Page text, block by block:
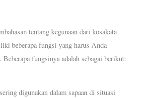
tentang kegunaan dari kosakata
beberapa fungsi yang harus Anda
fungsinya adalah sebagai berikut:
digunakan dalam sapaan di situasi